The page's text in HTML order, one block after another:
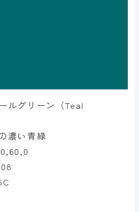
ルグリーン（Teal
濃い青緑